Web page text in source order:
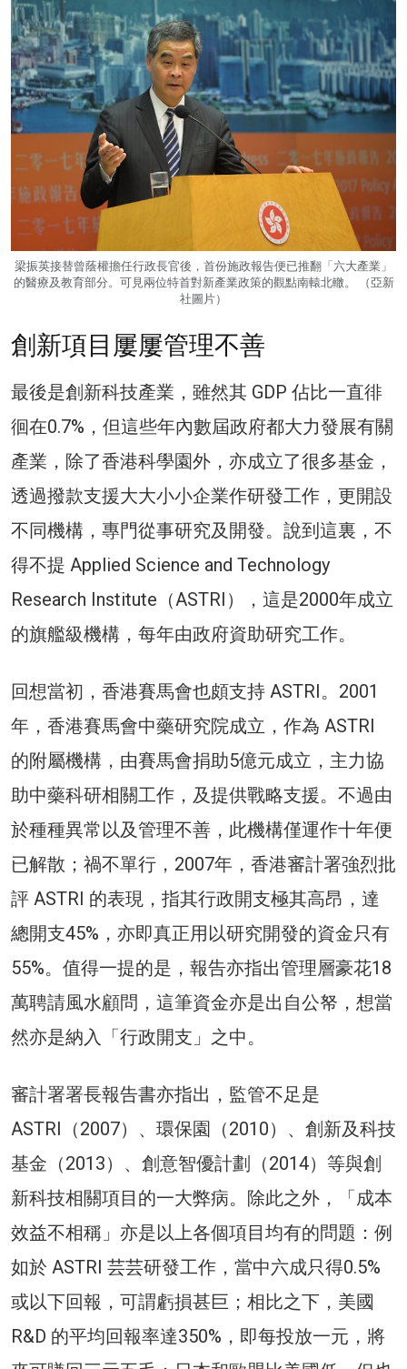
梁振英接替曾蔭權擔任行政長官後，首份施政報告便已推翻「六大產業」
的醫療及教育部分。可見兩位特首對新產業政策的觀點南轅北轍。 （亞新
社圖片）
創新項目屢屢管理不善
最後是創新科技產業，雖然其 GDP 佔比一直徘
徊在0.7%，但這些年內數屆政府都大力發展有關
產業，除了香港科學園外，亦成立了很多基金，
透過撥款支援大大小小企業作研發工作，更開設
不同機構，專門從事研究及開發。說到這裏，不
得不提 Applied Science and Technology
Research Institute（ASTRI），這是2000年成立
的旗艦級機構，每年由政府資助研究工作。
回想當初，香港賽馬會也頗支持 ASTRI。2001
年，香港賽馬會中藥研究院成立，作為 ASTRI
的附屬機構，由賽馬會捐助5億元成立，主力協
助中藥科研相關工作，及提供戰略支援。不過由
於種種異常以及管理不善，此機構僅運作十年便
已解散；禍不單行，2007年，香港審計署強烈批
評 ASTRI 的表現，指其行政開支極其高昂，達
總開支45%，亦即真正用以研究開發的資金只有
55%。值得一提的是，報告亦指出管理層豪花18
萬聘請風水顧問，這筆資金亦是出自公帑，想當
然亦是納入「行政開支」之中。
審計署署長報告書亦指出，監管不足是
ASTRI（2007）、環保園（2010）、創新及科技
基金（2013）、創意智優計劃（2014）等與創
新科技相關項目的一大弊病。除此之外，「成本
效益不相稱」亦是以上各個項目均有的問題：例
如於 ASTRI 芸芸研發工作，當中六成只得0.5%
或以下回報，可謂虧損甚巨；相比之下，美國
R&D 的平均回報率達350%，即每投放一元，將